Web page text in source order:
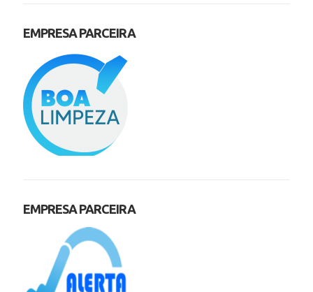
EMPRESA PARCEIRA
EMPRESA PARCEIRA